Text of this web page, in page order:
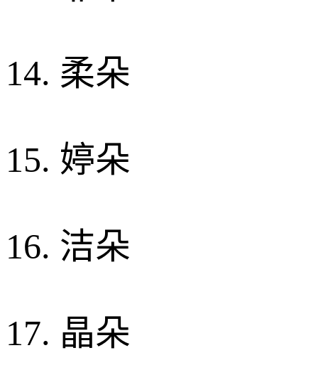
14. 柔朵
15. 婷朵
16. 洁朵
17. 晶朵